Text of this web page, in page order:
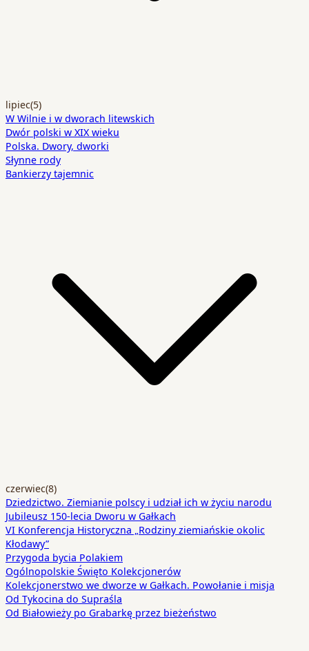
lipiec(5)
W Wilnie i w dworach litewskich
Dwór polski w XIX wieku
Polska. Dwory, dworki
Słynne rody
Bankierzy tajemnic
czerwiec(8)
Dziedzictwo. Ziemianie polscy i udział ich w życiu narodu
Jubileusz 150-lecia Dworu w Gałkach
VI Konferencja Historyczna „Rodziny ziemiańskie okolic
Kłodawy”
Przygoda bycia Polakiem
Ogólnopolskie Święto Kolekcjonerów
Kolekcjonerstwo we dworze w Gałkach. Powołanie i misja
Od Tykocina do Supraśla
Od Białowieży po Grabarkę przez bieżeństwo